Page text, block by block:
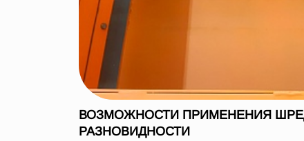
ВОЗМОЖНОСТИ ПРИМЕНЕНИЯ
РАЗНОВИДНОСТИ